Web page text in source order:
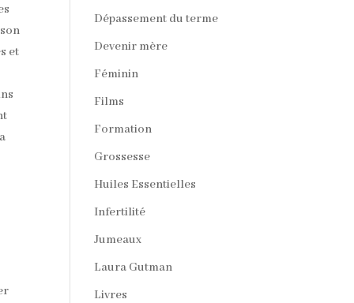
et
Dépassement du terme
Devenir mère
Féminin
Films
Formation
Grossesse
Huiles Essentielles
Infertilité
Jumeaux
Laura Gutman
Livres